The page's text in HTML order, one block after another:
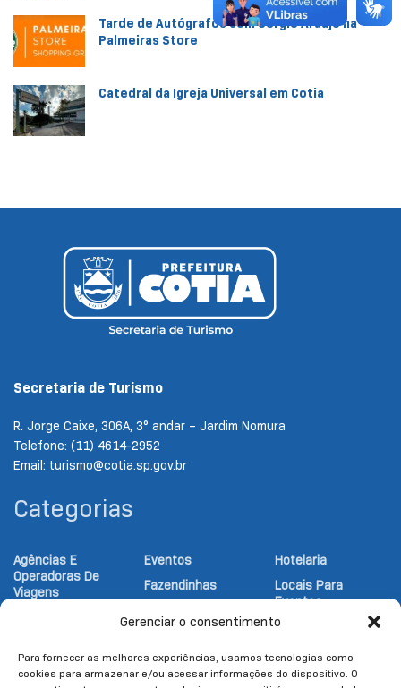
Gerenciar o consentimento
Para fornecer as melhores experiências, usamos tecnologias como
cookies para armazenar e/ou acessar informações do dispositivo. O
Tarde de Autógrafos com Sérgio Araújo na
Palmeiras Store
Catedral da Igreja Universal em Cotia
Secretaria de Turismo
R. Jorge Caixe, 306A, 3° andar – Jardim Nomura
Telefone: (11) 4614-2952
Email: turismo@cotia.sp.gov.br
Categorias
Agências E
Operadoras De
Viagens
Atrativos
Turísticos
Eventos
Fazendinhas
Gastronômico
Gastronomia
Hipicas
Hotelaria
Locais Para
Eventos
Notícias Turismo
Parques
Pesqueiros